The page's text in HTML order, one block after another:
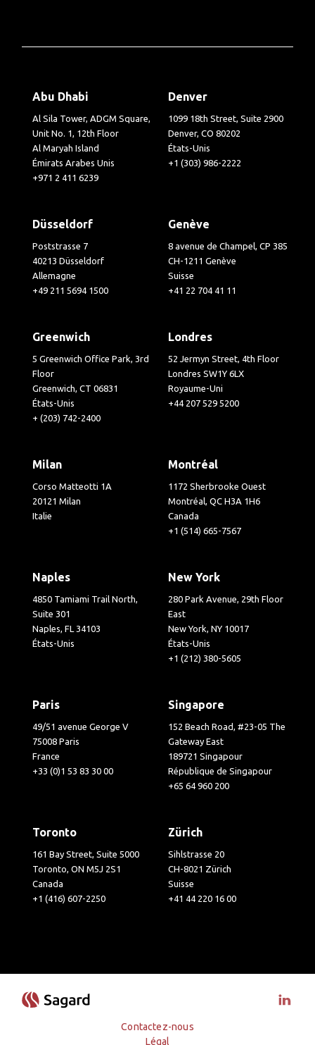
Abu Dhabi
Al Sila Tower, ADGM Square,
Unit No. 1, 12th Floor
Al Maryah Island
Émirats Arabes Unis
+971 2 411 6239
Denver
1099 18th Street, Suite 2900
Denver, CO 80202
États-Unis
+1 (303) 986-2222
Düsseldorf
Poststrasse 7
40213 Düsseldorf
Allemagne
+49 211 5694 1500
Genève
8 avenue de Champel, CP 385
CH-1211 Genève
Suisse
+41 22 704 41 11
Greenwich
5 Greenwich Office Park, 3rd
Floor
Greenwich, CT 06831
États-Unis
+ (203) 742-2400
Londres
52 Jermyn Street, 4th Floor
Londres SW1Y 6LX
Royaume-Uni
+44 207 529 5200
Milan
Corso Matteotti 1A
20121 Milan
Italie
Montréal
1172 Sherbrooke Ouest
Montréal, QC H3A 1H6
Canada
+1 (514) 665-7567
Naples
4850 Tamiami Trail North,
Suite 301
Naples, FL 34103
États-Unis
New York
280 Park Avenue, 29th Floor
East
New York, NY 10017
États-Unis
+1 (212) 380-5605
Paris
49/51 avenue George V
75008 Paris
France
+33 (0)1 53 83 30 00
Singapore
152 Beach Road, #23-05 The
Gateway East
189721 Singapour
République de Singapour
+65 64 960 200
Toronto
161 Bay Street, Suite 5000
Toronto, ON M5J 2S1
Canada
+1 (416) 607-2250
Zürich
Sihlstrasse 20
CH-8021 Zürich
Suisse
+41 44 220 16 00
Contactez-nous
Légal